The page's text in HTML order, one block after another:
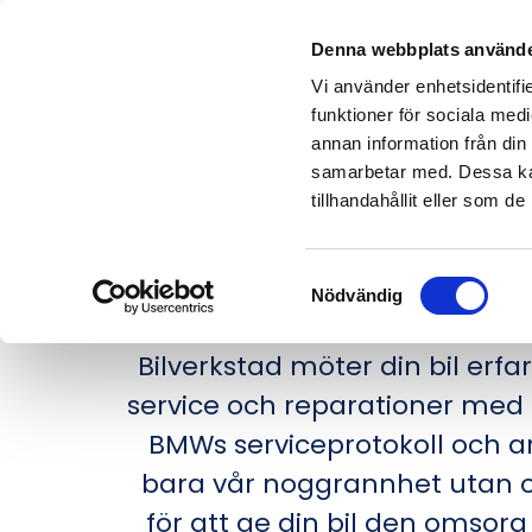
Denna webbplats
Vi använder
funktioner för sociala
annan information från
samarbetar med. Dessa
tillhandahållit eller som
Nödvändig
DIN
Är du en BMW-ägare i
Bilverkstad möter din bil
service och reparationer
BMWs serviceprotokoll och
bara vår noggrannhet utan
för att ge din bil den